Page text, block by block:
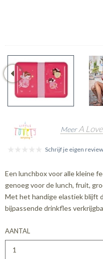
MeerA
Schrijf je eigen review
Een lunchbox voor alle kleine
genoeg voor de lunch, fruit,
Met het handige elastiek blijft
bijpassende drinkfles
AANTAL